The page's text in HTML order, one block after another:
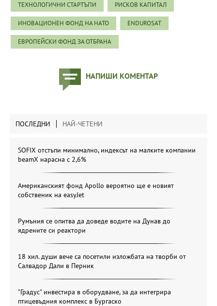
ТЕХНОЛОГИЧНИ СТАРТЪПИ РИСКОВ КАПИТАЛ
ИНОВАЦИОНЕН ФОНД НА НАТО ENDUROSAT
ЕВРОПЕЙСКИ ФОНД ЗА ОТБРАНА
НАПИШИ КОМЕНТАР
ПОСЛЕДНИ НАЙ-ЧЕТЕНИ
SOFIX отстъпи минимално, индексът на малките компании
beamX нарасна с 2,6%
Американският фонд Apollo вероятно ще е новият
собственик на easyJet
Румъния се опитва да доведе водите на Дунав до
ядрените си реактори
18 хил. души вече са посетили изложбата на творби от
Салвадор Дали в Перник
"Градус" инвестира в оборудване, за да интегрира
птицевъдния комплекс в Бургаско